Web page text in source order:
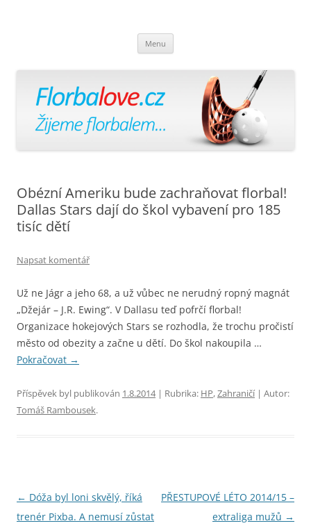
Menu
webu
Obézní Ameriku bude zachraňovat florbal!
Dallas Stars dají do škol vybavení pro 185
tisíc dětí
Napsat komentář
Už ne Jágr a jeho 68, a už vůbec ne nerudný ropný magnát
„Džejár – J.R. Ewing“. V Dallasu teď pofrčí florbal!
Organizace hokejových Stars se rozhodla, že trochu pročistí
město od obezity a začne u dětí. Do škol nakoupila …
Pokračovat →
Příspěvek byl publikován 1.8.2014| Rubrika: HP,Zahraničí| Autor:
Tomáš Rambousek.
Navigace
pro
← Dóža byl loni skvělý, říká
trenér Pixba. A nemusí zůstat
PŘESTUPOVÉ LÉTO 2014/15 –
extraliga mužů →